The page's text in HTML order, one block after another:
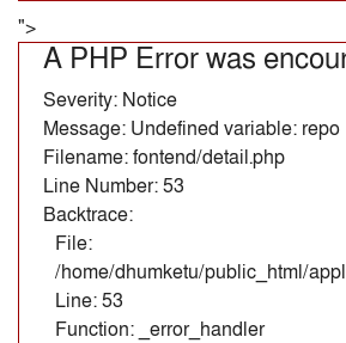
">
A PHP Error was
Severity: Notice
Message: Undefined variable: repo
Filename: fontend/detail.php
Line Number: 53
Backtrace:
File:
/home/dhumketu/public_html/
Line: 53
Function: _error_handler